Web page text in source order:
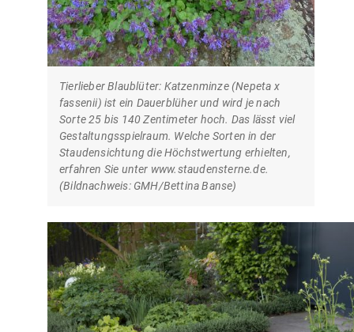
Tierlieber Blaublüter: Katzenminze (Nepeta x
fassenii) ist ein Dauerblüher und wird je nach
Sorte 25 bis 140 Zentimeter hoch. Das lässt viel
Gestaltungsspielraum. Welche Sorten in der
Staudensichtung die Höchstwertung erhielten,
erfahren Sie unter www.staudensterne.de.
(Bildnachweis: GMH/Bettina Banse)